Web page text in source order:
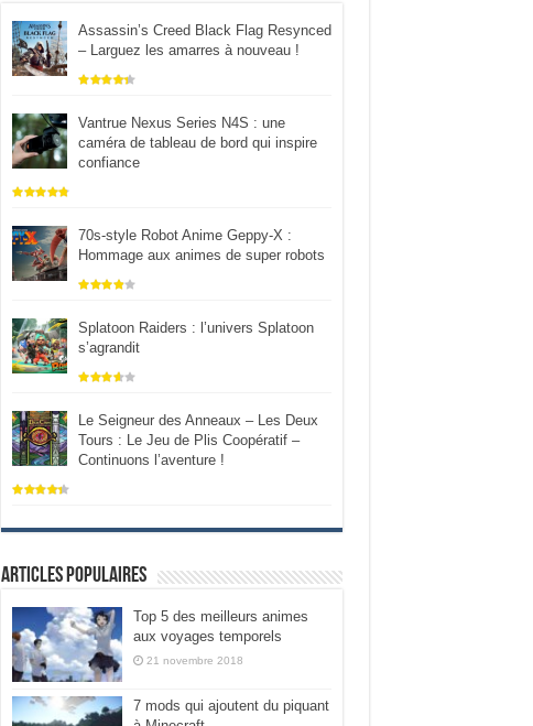
Assassin’s Creed Black Flag Resynced
– Larguez les amarres à nouveau !
Vantrue Nexus Series N4S : une
caméra de tableau de bord qui inspire
confiance
70s-style Robot Anime Geppy-X :
Hommage aux animes de super robots
Splatoon Raiders : l’univers Splatoon
s’agrandit
Le Seigneur des Anneaux – Les Deux
Tours : Le Jeu de Plis Coopératif –
Continuons l’aventure !
Articles populaires
Top 5 des meilleurs animes
aux voyages temporels
21 novembre 2018
7 mods qui ajoutent du piquant